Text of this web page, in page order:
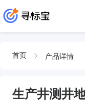
首页 产品详情
生产井测井